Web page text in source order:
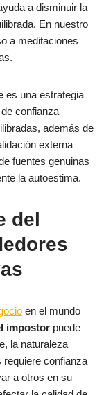
a disminuir la
En nuestro
a meditaciones
es una estrategia
confianza
además de
externa
fuentes genuinas
la autoestima.
del
en el mundo
impostor puede
la naturaleza
confianza
a otros en su